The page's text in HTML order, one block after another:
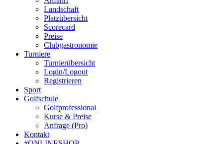
Landschaft
Platzübersicht
Scorecard
Preise
Clubgastronomie
Turniere
Turnierübersicht
Login/Logout
Registrieren
Sport
Golfschule
Golfprofessional
Kurse & Preise
Anfrage (Pro)
Kontakt